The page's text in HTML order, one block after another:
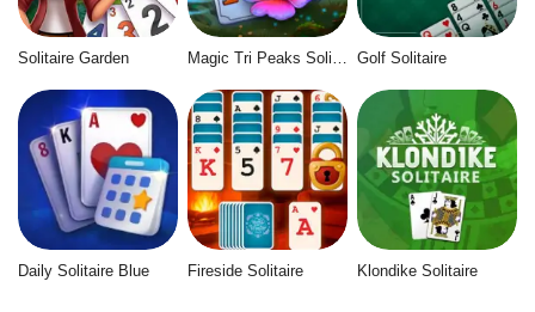
Solitaire Garden Golf Solitaire
Daily Solitaire Blue Fireside Solitaire Klondike Solitaire